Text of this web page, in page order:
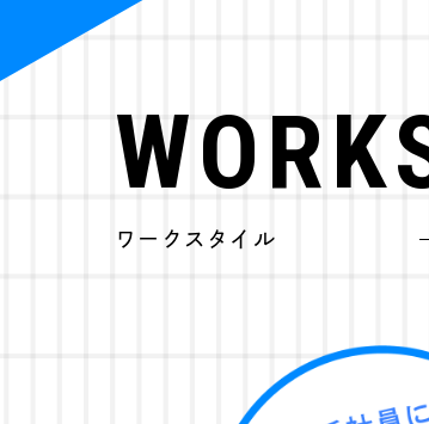
ワークスタイル